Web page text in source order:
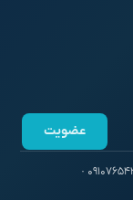
عضویت